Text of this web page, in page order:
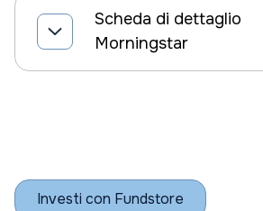
Scheda di dettaglio
Morningstar
Investi con Fundstore